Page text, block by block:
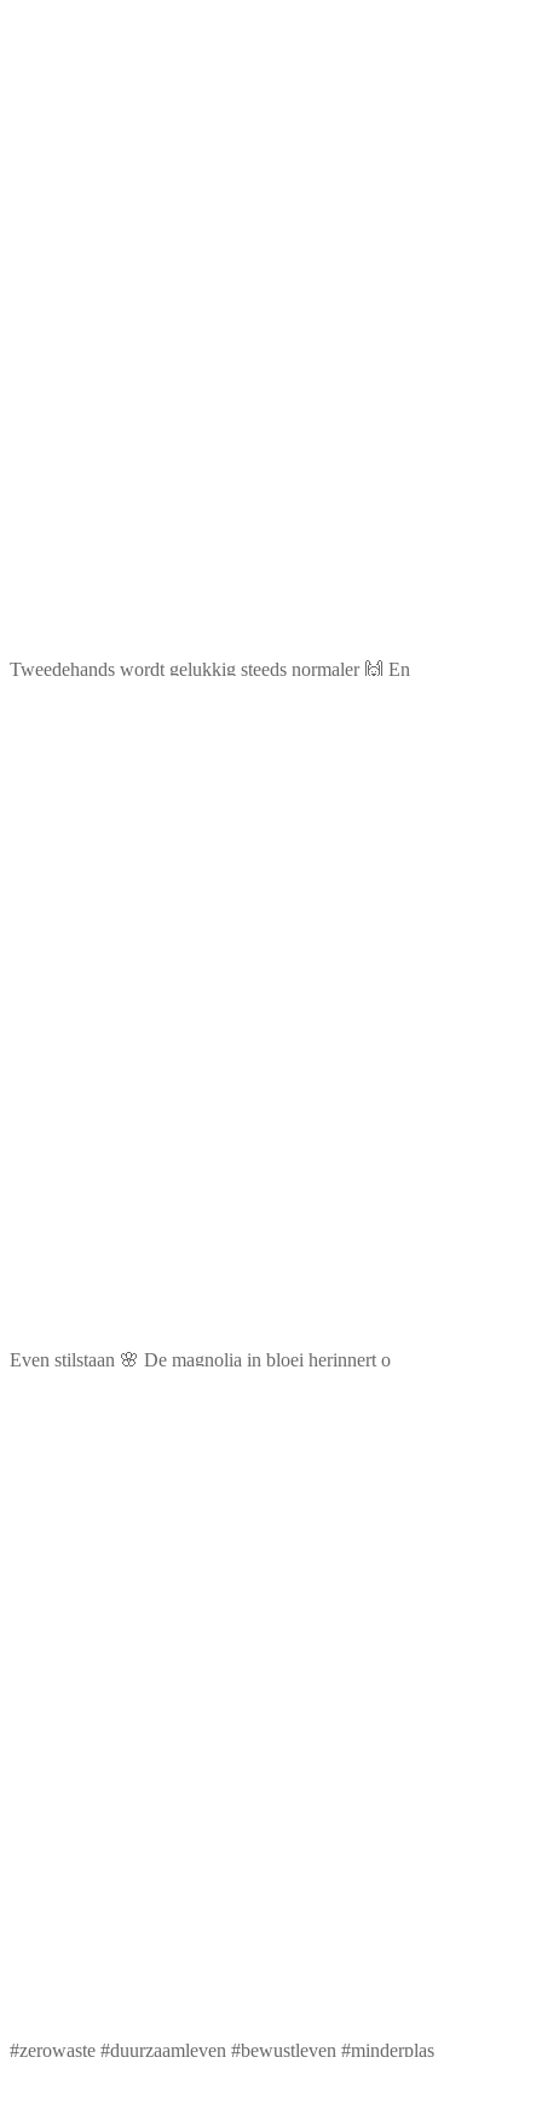
Tweedehands wordt gelukkig steeds normaler 🙌 En
Even stilstaan 🌸 De magnolia in bloei herinnert o
#zerowaste #duurzaamleven #bewustleven #minderplas